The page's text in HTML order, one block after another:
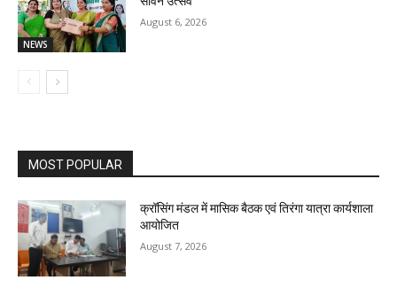
NEWS
August 6, 2026
MOST POPULAR
क्रॉसिंग मंडल में मासिक बैठक एवं तिरंगा यात्रा कार्यशाला
आयोजित
August 7, 2026